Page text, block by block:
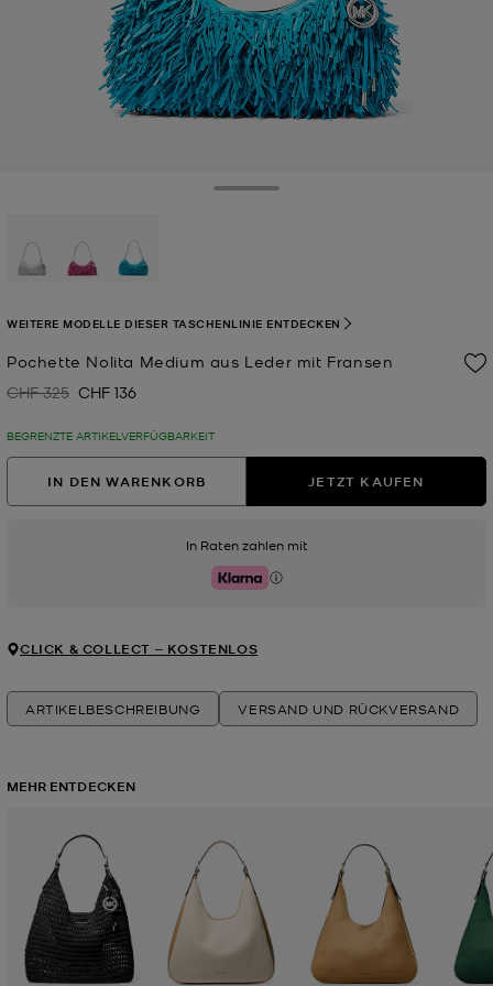
Pochette Nolita Medium aus Leder mit Fransen
Zuvor
CHF 325 Jetzt
CHF 136
WEITERE MODELLE DIESER TASCHENLINIE ENTDECKEN
BEGRENZTE ARTIKELVERFÜGBARKEIT
IN DEN WARENKORB JETZT KAUFEN
In Raten zahlen mit
Klarna
CLICK & COLLECT ‒ KOSTENLOS
ARTIKELBESCHREIBUNG VERSAND UND RÜCKVERSAND
MEHR ENTDECKEN